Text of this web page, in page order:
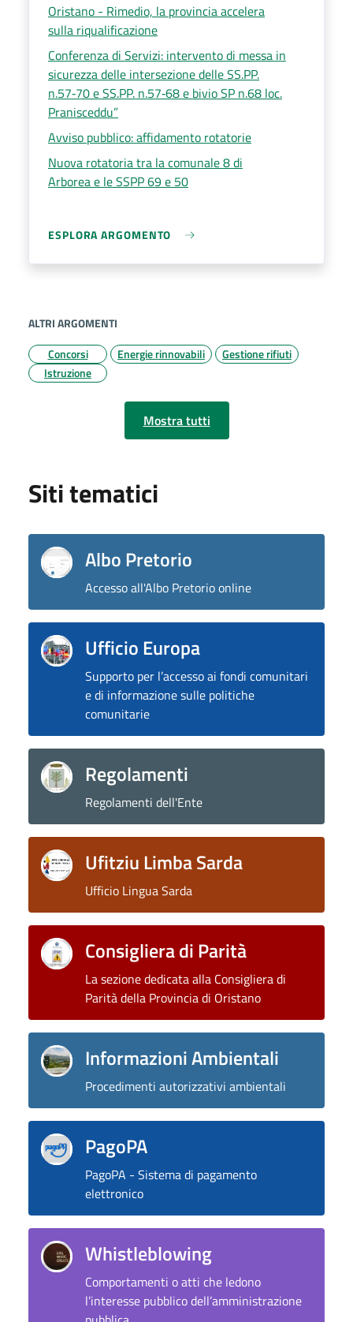
Oristano - Rimedio, la provincia accelera
sulla riqualificazione
Conferenza di Servizi: intervento di messa in
sicurezza delle intersezione delle SS.PP.
n.57‐70 e SS.PP. n.57‐68 e bivio SP n.68 loc.
Pranisceddu”
Avviso pubblico: affidamento rotatorie
Nuova rotatoria tra la comunale 8 di
Arborea e le SSPP 69 e 50
ESPLORA ARGOMENTO
ALTRI ARGOMENTI
Concorsi
Energie rinnovabili
Gestione rifiuti
Istruzione
Mostra tutti
Siti tematici
Albo Pretorio
Accesso all'Albo Pretorio online
Ufficio Europa
Supporto per l’accesso ai fondi comunitari
e di informazione sulle politiche
comunitarie
Regolamenti
Regolamenti dell'Ente
Ufitziu Limba Sarda
Ufficio Lingua Sarda
Consigliera di Parità
La sezione dedicata alla Consigliera di
Parità della Provincia di Oristano
Informazioni Ambientali
Procedimenti autorizzativi ambientali
PagoPA
PagoPA - Sistema di pagamento
elettronico
Whistleblowing
Comportamenti o atti che ledono
l’interesse pubblico dell’amministrazione